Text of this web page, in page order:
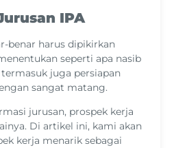
IPA
benar harus dipikirkan
seperti apa nasib
juga persiapan
sangat matang.
jurusan, prospek kerja
Di artikel ini, kami akan
kerja menarik sebagai